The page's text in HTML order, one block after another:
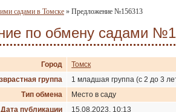
садами в Томске » Предложение №156313
по обмену садами
Город
Томск
группа
1 младшая группа (с 2 до 3
Тип обмена
Место в саду
Дата публикации
15.08.2023, 10:13